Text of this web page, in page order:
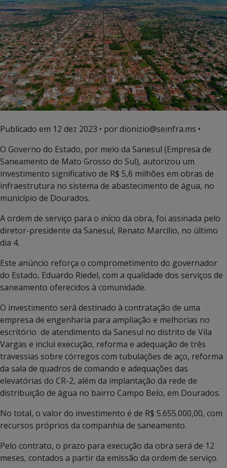
Publicado em 12 dez 2023 • por dionizio@seinfra.ms •
O Governo do Estado, por meio da Sanesul (Empresa de
Saneamento de Mato Grosso do Sul), autorizou um
investimento significativo de R$ 5,6 milhões em obras de
infraestrutura no sistema de abastecimento de água, no
município de Dourados.
A ordem de serviço para o início da obra, foi assinada pelo
diretor-presidente da Sanesul, Renato Marcílio, no último
dia 4.
Este anúncio reforça o comprometimento do governador
do Estado, Eduardo Riedel, com a qualidade dos serviços de
saneamento oferecidos à comunidade.
O investimento será destinado à contratação de uma
empresa de engenharia para ampliação e melhorias no
escritório de atendimento da Sanesul no distrito de Vila
Vargas e inclui execução, reforma e adequação de três
travessias sobre córregos com tubulações de aço, reforma
da sala de quadros de comando e adequações das
elevatórias do CR-2, além da implantação da rede de
distribuição de água no bairro Campo Belo, em Dourados.
No total, o valor do investimento é de R$ 5.655.000,00, com
recursos próprios da companhia de saneamento.
Pelo contrato, o prazo para execução da obra será de 12
meses, contados a partir da emissão da ordem de serviço.